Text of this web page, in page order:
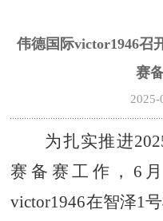
伟德国际victor1946召
赛
2025-
为扎实推进
赛备赛工作，6
victor1946在智泽1